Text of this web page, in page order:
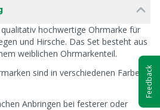
hochwertige Ohrmarke für
und Hirsche. Das Set besteht aus
weiblichen Ohrmarkenteil.
sind in verschiedenen Farben
Anbringen bei festerer oder
Feedback